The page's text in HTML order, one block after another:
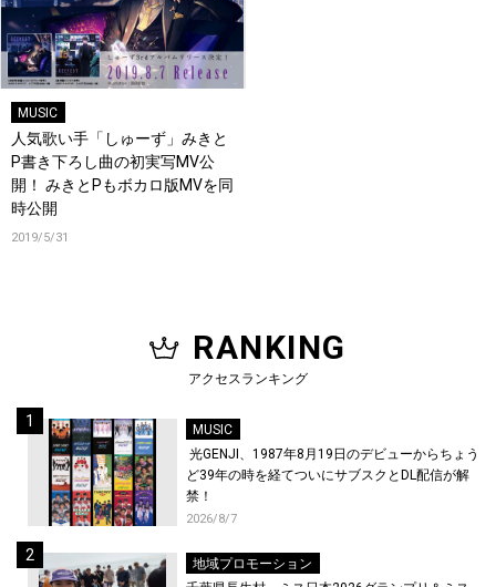
MUSIC
人気歌い手「しゅーず」みきと
P書き下ろし曲の初実写MV公
開！ みきとPもボカロ版MVを同
時公開
2019/5/31
RANKING
アクセスランキング
MUSIC
光GENJI、1987年8月19日のデビューからちょう
ど39年の時を経てついにサブスクとDL配信が解
禁！
2026/8/7
地域プロモーション